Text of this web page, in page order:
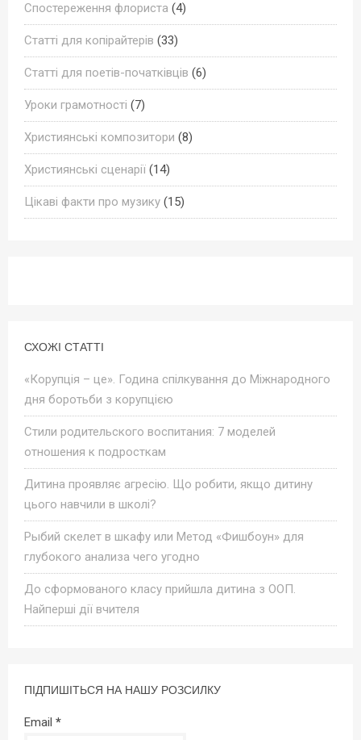
Спостереження флориста (4)
Статті для копірайтерів (33)
Статті для поетів-початківців (6)
Уроки грамотності (7)
Християнські композитори (8)
Християнські сценарії (14)
Цікаві факти про музику (15)
СХОЖІ СТАТТІ
«Корупція – це». Година спілкування до Міжнародного
дня боротьби з корупцією
Стили родительского воспитания: 7 моделей
отношения к подросткам
Дитина проявляє агресію. Що робити, якщо дитину
цього навчили в школі?
Рыбий скелет в шкафу или Метод «Фишбоун» для
глубокого анализа чего угодно
До сформованого класу прийшла дитина з ООП.
Найперші дії вчителя
ПІДПИШІТЬСЯ НА НАШУ РОЗСИЛКУ
Email *